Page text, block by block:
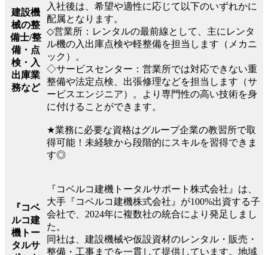
建設機
械の整
備士/整
備・点
検・入
出庫業
務など
入社後は、希望や適性に応じて以下のいずれかに
配属となります。
◇営業所：レンタルの最前線として、主にレンタ
ル機の入出庫点検や軽整備を担当します（メカニ
ック）。
◇サービスセンター：営業所では対応できない重
整備や法定点検、出張修理などを担当します（サ
ービスエンジニア）。より専門性の高い技術を身
に付けることができます。
★業務に必要な資格はグループ企業の教習所で取
得可能！未経験から段階的にスキルを習得できま
す◎
『コベ
ルコ建
機トー
タルサ
『コベルコ建機トータルサポート株式会社』は、
大手『コベルコ建機株式会社』が100%出資する子
会社で、2024年に複数社の統合により発足しまし
た。
同社は、建設機械や仮設資材のレンタル・販売・
整備・工事までを一貫して提供しています。地域